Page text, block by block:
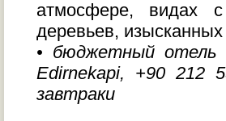
атмосфере, видах
деревьев, изысканных
• бюджетный отель
Edirnekapi, +90 212
завтраки